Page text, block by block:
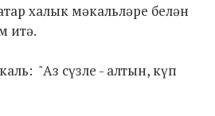
халык мәкальләре белән
итә.
"Аз сүзле - алтын, күп